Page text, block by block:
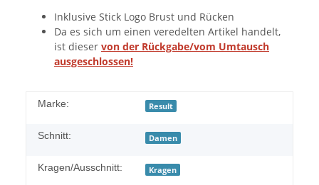
Inklusive Stick Logo Brust und Rücken
Da es sich um einen veredelten Artikel handelt,
ist dieser von der Rückgabe/vom Umtausch
ausgeschlossen!
Marke: Result
Schnitt: Damen
Kragen/Ausschnitt: Kragen